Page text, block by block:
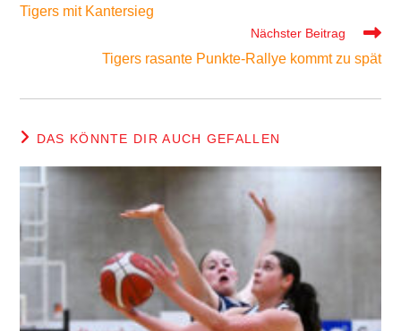
ansehen
Tigers mit Kantersieg
Nächster Beitrag
Tigers rasante Punkte-Rallye kommt zu spät
DAS KÖNNTE DIR AUCH GEFALLEN